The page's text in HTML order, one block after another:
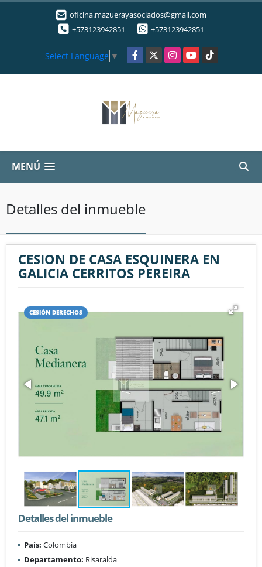
oficina.mazuerayasociados@gmail.com
+573123942851
+573123942851
Select Language ▼ Facebook
X InstagramYouTubeTikTok
MENÚ
Detalles del inmueble
CESION DE CASA ESQUINERA EN
GALICIA CERRITOS PEREIRA
CESIÓN DERECHOS
Detalles del inmueble
País: Colombia
Departamento: Risaralda